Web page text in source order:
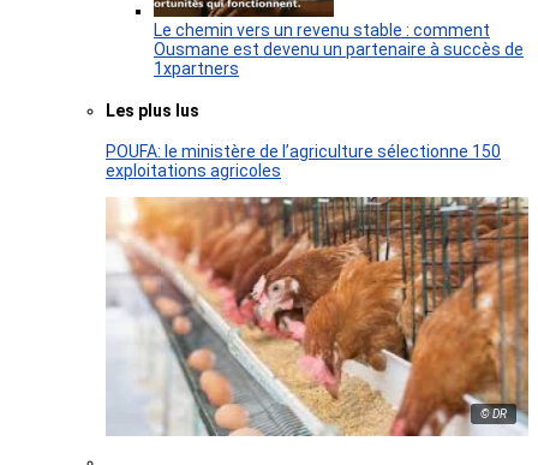
Le chemin vers un revenu stable : comment
Ousmane est devenu un partenaire à succès de
1xpartners
Les plus lus
POUFA: le ministère de l’agriculture sélectionne 150
exploitations agricoles
© DR